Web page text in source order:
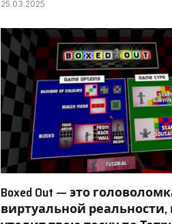
25.03.2025
Boxed Out — это
виртуальной реальности,